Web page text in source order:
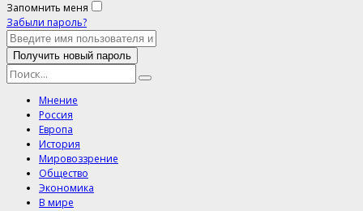
Запомнить меня
Забыли пароль?
Мнение
Россия
Европа
История
Мировоззрение
Общество
Экономика
В мире